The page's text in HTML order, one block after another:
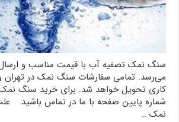
سنگ نمک تصفیه آب با قیمت مناسب و
می‌رسد. تمامی سفارشات سنگ نمک در تهران
کاری تحویل خواهد شد. برای خرید سنگ
شماره پایین صفحه با ما در تماس باشید.
نمک …